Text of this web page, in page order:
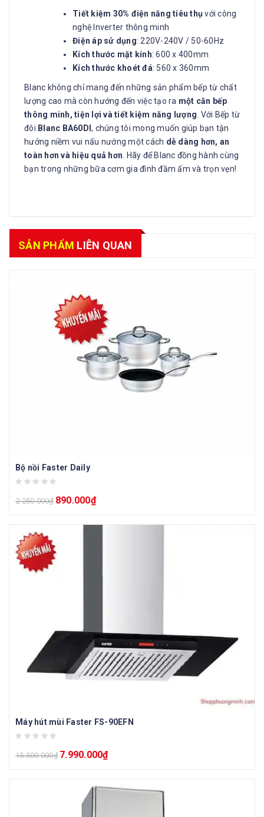
Tiết kiệm 30% điện năng tiêu thụ với công
nghệ Inverter thông minh
Điện áp sử dụng: 220V-240V / 50-60Hz
Kích thước mặt kính: 600 x 400mm
Kích thước khoét đá: 560 x 360mm
Blanc không chỉ mang đến những sản phẩm bếp từ chất
lượng cao mà còn hướng đến việc tạo ra một căn bếp
thông minh, tiện lợi và tiết kiệm năng lượng . Với Bếp từ
đôi Blanc BA60DI , chúng tôi mong muốn giúp bạn tận
hưởng niềm vui nấu nướng một cách dễ dàng hơn, an
toàn hơn và hiệu quả hơn . Hãy để Blanc đồng hành cùng
bạn trong những bữa cơm gia đình đầm ấm và trọn vẹn!
SẢN PHẨM LIÊN QUAN
Bộ nồi Faster Daily
2.250.000₫ 890.000₫
Máy hút mùi Faster FS-90EFN
15.500.000₫ 7.990.000₫